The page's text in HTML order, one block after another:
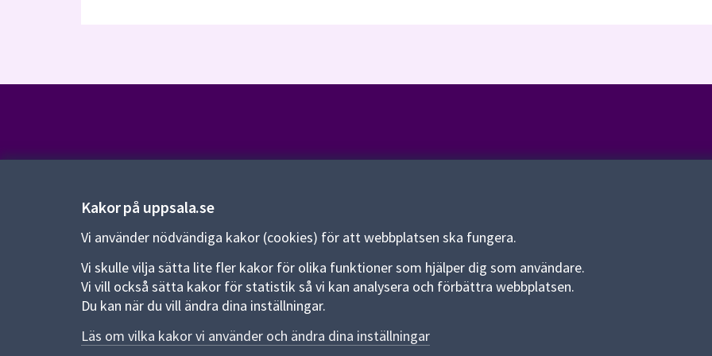
Kakor på uppsala.se
Vi använder nödvändiga kakor (cookies) för att webbplatsen ska fungera.
Vi skulle vilja sätta lite fler kakor för olika funktioner som hjälper dig som användare.
Vi vill också sätta kakor för statistik så vi kan analysera och förbättra webbplatsen.
Du kan när du vill ändra dina inställningar.
Läs om vilka kakor vi använder och ändra dina inställningar
Kontaktcenter:018-727 00 00
E-post:uppsala.kommun@uppsala.se
Fler kontaktvägar
Pressrum
Nyheter och pressmeddelanden
Allmänna handlingar och diarium
Behandling av personuppgifter
Kakor
Språk (other languages)